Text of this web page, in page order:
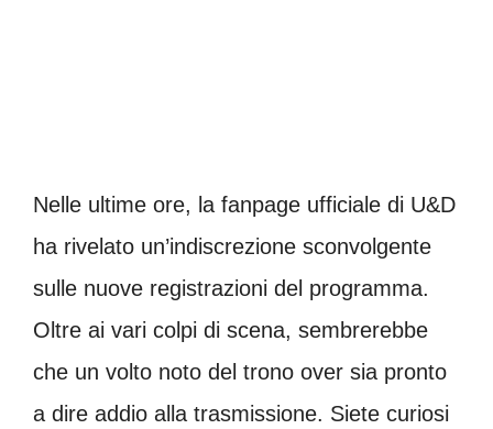
Nelle ultime ore, la fanpage ufficiale di U&D
ha rivelato un’indiscrezione sconvolgente
sulle nuove registrazioni del programma.
Oltre ai vari colpi di scena, sembrerebbe
che un volto noto del trono over sia pronto
a dire addio alla trasmissione. Siete curiosi